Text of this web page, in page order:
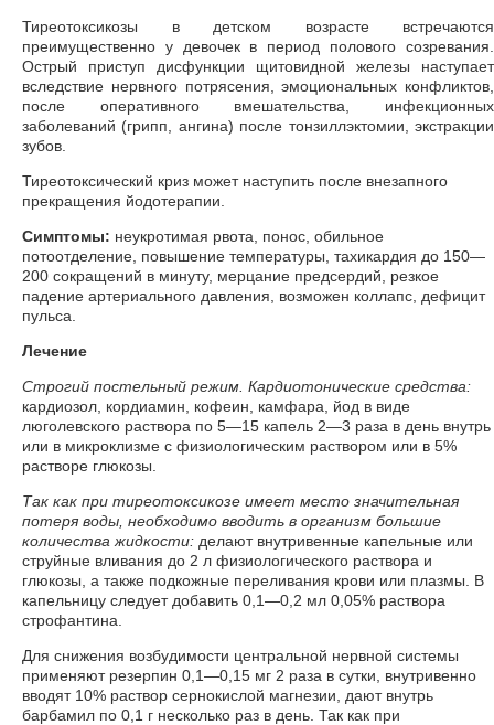
Тиреотоксикозы в детском возрасте встречаются
преимущественно у девочек в период полового созревания.
Острый приступ дисфункции щитовидной железы наступает
вследствие нервного потрясения, эмоциональных конфликтов,
после оперативного вмешательства, инфекционных
заболеваний (грипп, ангина) после тонзиллэктомии, экстракции
зубов.
Тиреотоксический криз может наступить после внезапного
прекращения йодотерапии.
Симптомы: неукротимая рвота, понос, обильное
потоотделение, повышение температуры, тахикардия до 150—
200 сокращений в минуту, мерцание предсердий, резкое
падение артериального давления, возможен коллапс, дефицит
пульса.
Лечение
Строгий постельный режим. Кардиотонические средства:
кардиозол, кордиамин, кофеин, камфара, йод в виде
люголевского раствора по 5—15 капель 2—3 раза в день внутрь
или в микроклизме с физиологическим раствором или в 5%
растворе глюкозы.
Так как при тиреотоксикозе имеет место значительная
потеря воды, необходимо вводить в организм большие
количества жидкости: делают внутривенные капельные или
струйные вливания до 2 л физиологического раствора и
глюкозы, а также подкожные переливания крови или плазмы. В
капельницу следует добавить 0,1—0,2 мл 0,05% раствора
строфантина.
Для снижения возбудимости центральной нервной системы
применяют резерпин 0,1—0,15 мг 2 раза в сутки, внутривенно
вводят 10% раствор сернокислой магнезии, дают внутрь
барбамил по 0,1 г несколько раз в день. Так как при